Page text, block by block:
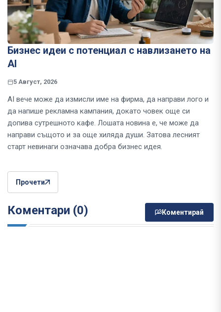
Бизнес идеи с потенциал с навлизането на
AI
5 Август, 2026
AI вече може да измисли име на фирма, да направи лого и
да напише рекламна кампания, докато човек още си
допива сутрешното кафе. Лошата новина е, че може да
направи същото и за още хиляда души. Затова лесният
старт невинаги означава добра бизнес идея.
Прочети
Коментари (0) Коментирай